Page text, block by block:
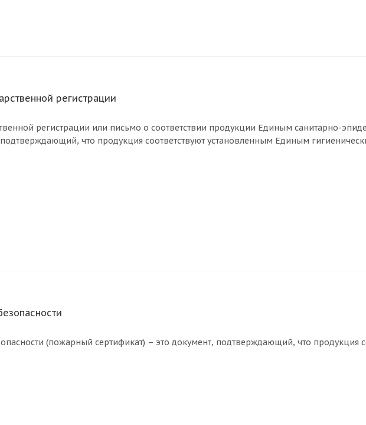
регистрации
регистрации или письмо о соответствии продукции Единым санитарно-
что продукция соответствуют установленным Единым
(пожарный сертификат) – это документ, подтверждающий, что продукция